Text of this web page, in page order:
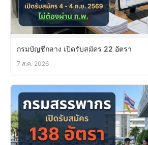
กรมบัญชีกลาง เปิดรับสมัคร 22 อัตรา
7 ส.ค. 2026